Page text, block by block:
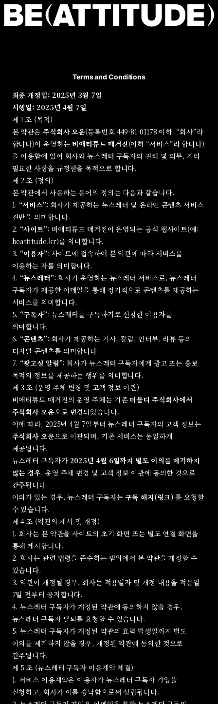
Terms and Conditions
최종 개정일: 2025년 3월 7일
시행일: 2025년 4월 7일
제 1 조 (목적)
본 약관은 주식회사 오운(등록번호 449-81-01178 이하 “회사”라
합니다)이 운영하는비애티튜드 매거진 (이하 “서비스”라 합니다)
을 이용함에 있어 회사와 뉴스레터 구독자의 권리 및 의무, 기타
필요한 사항을 규정함을 목적으로 합니다.
제 2 조 (정의)
본 약관에서 사용하는 용어의 정의는 다음과 같습니다.
1. “서비스”: 회사가 제공하는 뉴스레터 및 온라인 콘텐츠 서비스
전반을 의미합니다.
2. “사이트”: 비애티튜드 매거진이 운영되는 공식 웹사이트(예:
beattitude.kr)를 의미합니다.
3. “이용자”: 사이트에 접속하여 본 약관에 따라 서비스를
이용하는 자를 의미합니다.
4. “뉴스레터”: 회사가 운영하는 뉴스레터 서비스로, 뉴스레터
구독자가 제공한 이메일을 통해 정기적으로 콘텐츠를 제공하는
서비스를 의미합니다.
5. “구독자”: 뉴스레터를 구독하기로 신청한 이용자를
의미합니다.
6. “콘텐츠”: 회사가 제공하는 기사, 칼럼, 인터뷰, 리뷰 등의
디지털 콘텐츠를 의미합니다.
7. “광고성 알림”: 회사가 뉴스레터 구독자에게 광고 또는 홍보
목적의 정보를 제공하는 행위를 의미합니다.
제 3 조 (운영 주체 변경 및 고객 정보 이관)
비애티튜드 매거진의 운영 주체는 기존 더블디 주식회사에서
주식회사 오운으로 변경되었습니다.
이에 따라, 2025년 4월 7일부터 뉴스레터 구독자의 고객 정보는
주식회사 오운으로 이관되며, 기존 서비스는 동일하게
제공됩니다.
뉴스레터 구독자가 2025년 4월 6일까지 별도 이의를 제기하지
않는 경우, 운영 주체 변경 및 고객 정보 이관에 동의한 것으로
간주됩니다.
이의가 있는 경우, 뉴스레터 구독자는구독 해지(링크) 를 요청할
수 있습니다.
제 4 조 (약관의 게시 및 개정)
1. 회사는 본 약관을 사이트의 초기 화면 또는 별도 연결 화면을
통해 게시합니다.
2. 회사는 관련 법령을 준수하는 범위에서 본 약관을 개정할 수
있습니다.
3. 약관이 개정될 경우, 회사는 적용일자 및 개정 내용을 적용일
7일 전부터 공지합니다.
4. 뉴스레터 구독자가 개정된 약관에 동의하지 않을 경우,
뉴스레터 구독자 탈퇴를 요청할 수 있습니다.
5. 뉴스레터 구독자가 개정된 약관의 효력 발생일까지 별도
이의를 제기하지 않을 경우, 개정된 약관에 동의한 것으로
간주됩니다.
제 5 조 (뉴스레터 구독자 이용계약 체결)
1. 서비스 이용계약은 이용자가 뉴스레터 구독자 가입을
신청하고, 회사가 이를 승낙함으로써 성립됩니다.